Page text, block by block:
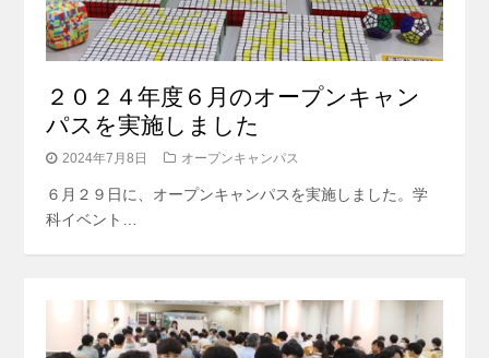
２０２４年度６月のオープンキャン
パスを実施しました
2024年7月8日 オープンキャンパス
６月２９日に、オープンキャンパスを実施しました。学
科イベント…